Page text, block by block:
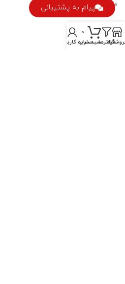
فرصت های شغلی
نماد اعتماد
پیام به پشتیبانی
فیلترها
0
سبد خرید
حساب کاربری من